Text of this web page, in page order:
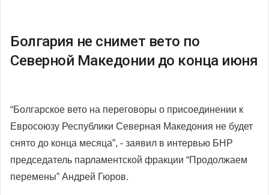
Болгария не снимет вето по
Северной Македонии до конца июня
“Болгарское вето на переговоры о присоединении к
Евросоюзу Республики Северная Македония не будет
снято до конца месяца”, - заявил в интервью БНР
председатель парламентской фракции “Продолжаем
перемены” Андрей Гюров.